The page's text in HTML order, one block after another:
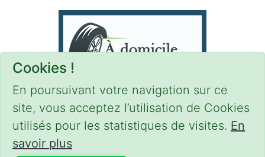
Cookies !
En poursuivant votre navigation sur ce
site, vous acceptez l’utilisation de Cookies
utilisés pour les statistiques de visites. En
savoir plus
CONDITIONS-